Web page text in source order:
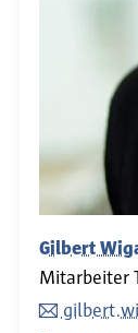
Gilbert
Mitarbeiter